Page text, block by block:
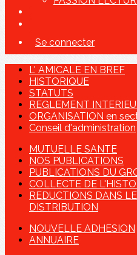
Se connecter
L' AMICALE EN BREF
HISTORIQUE
STATUTS
REGLEMENT
ORGANISATION en
Conseil d'administration
MUTUELLE SANTE
NOS PUBLICATIONS
PUBLICATIONS DU
COLLECTE DE
REDUCTIONS DANS
DISTRIBUTION
NOUVELLE ADHESION
ANNUAIRE